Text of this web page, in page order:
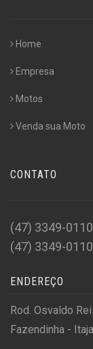
Home
Empresa
Motos
Venda sua Moto
CONTATO
(47) 3349-0110
(47) 3349-0110
ENDEREÇO
Rod. Osvaldo
Fazendinha -